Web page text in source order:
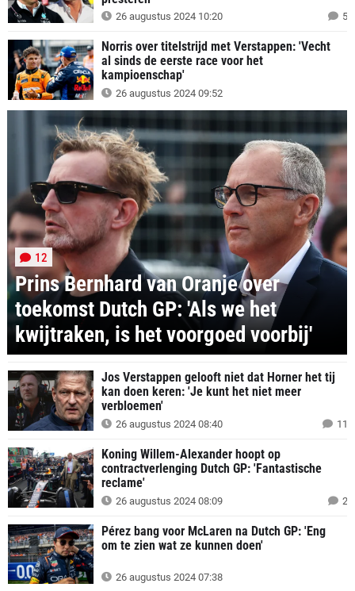
26 augustus 2024 10:20 5
Norris over titelstrijd met Verstappen: 'Vecht
al sinds de eerste race voor het
kampioenschap'
26 augustus 2024 09:52
Prins Bernhard van Oranje over
toekomst Dutch GP: 'Als we het
kwijtraken, is het voorgoed voorbij'
12
Jos Verstappen gelooft niet dat Horner het tij
kan doen keren: 'Je kunt het niet meer
verbloemen'
26 augustus 2024 08:40 11
Koning Willem-Alexander hoopt op
contractverlenging Dutch GP: 'Fantastische
reclame'
26 augustus 2024 08:09 2
Pérez bang voor McLaren na Dutch GP: 'Eng
om te zien wat ze kunnen doen'
26 augustus 2024 07:38